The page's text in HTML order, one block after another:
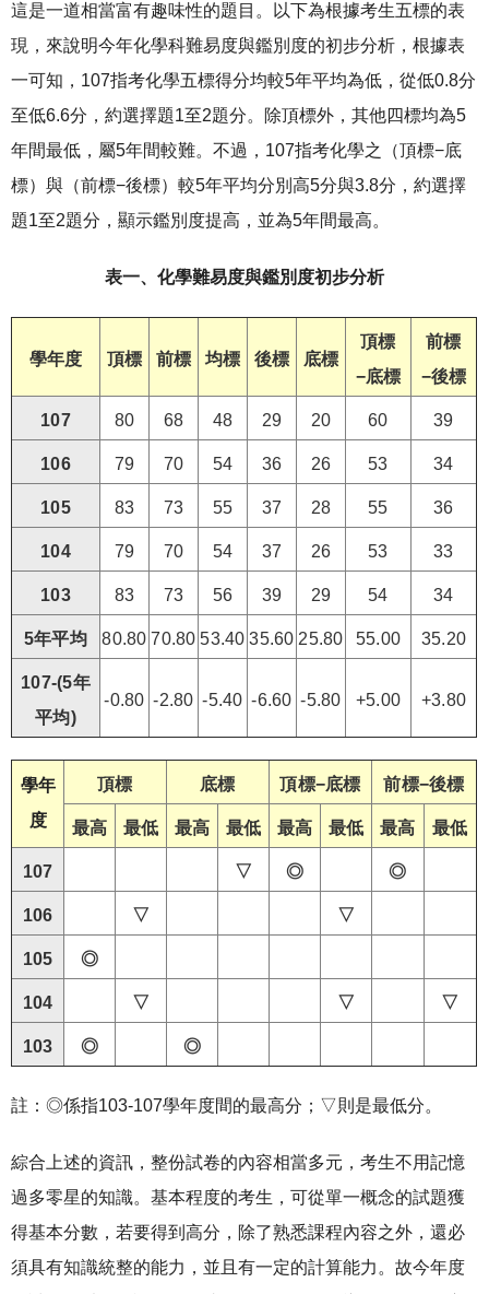
這是一道相當富有趣味性的題目。以下為根據考生五標的表
現，來說明今年化學科難易度與鑑別度的初步分析，根據表
一可知，107指考化學五標得分均較5年平均為低，從低0.8分
至低6.6分，約選擇題1至2題分。除頂標外，其他四標均為5
年間最低，屬5年間較難。不過，107指考化學之（頂標−底
標）與（前標−後標）較5年平均分別高5分與3.8分，約選擇
題1至2題分，顯示鑑別度提高，並為5年間最高。
表一、化學難易度與鑑別度初步分析
學年度 頂標 前標 均標 後標 底標
頂標
−底標
前標
−後標
107 80 68 48 29 20 60 39
106 79 70 54 36 26 53 34
105 83 73 55 37 28 55 36
104 79 70 54 37 26 53 33
103 83 73 56 39 29 54 34
5年平均 80.80 70.80 53.40 35.60 25.80 55.00 35.20
107-(5年
平均)
-0.80 -2.80 -5.40 -6.60 -5.80 +5.00 +3.80
學年
度
頂標 底標 頂標−底標 前標−後標
最高 最低 最高 最低 最高 最低 最高 最低
107 ▽ ◎ ◎
106 ▽ ▽
105 ◎
104 ▽ ▽ ▽
103 ◎ ◎
註：◎係指103-107學年度間的最高分；▽則是最低分。
綜合上述的資訊，整份試卷的內容相當多元，考生不用記憶
過多零星的知識。基本程度的考生，可從單一概念的試題獲
得基本分數，若要得到高分，除了熟悉課程內容之外，還必
須具有知識統整的能力，並且有一定的計算能力。故今年度